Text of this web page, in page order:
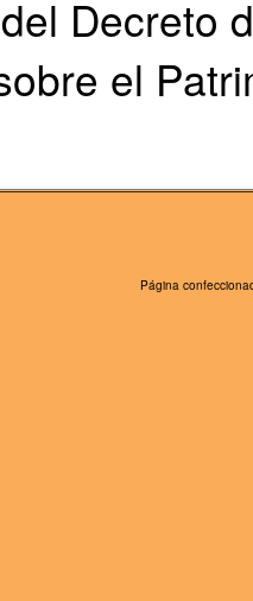
Decreto
el
Página